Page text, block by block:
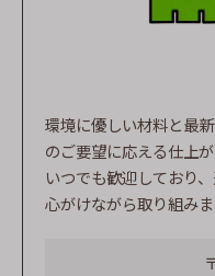
環境に優しい材料と最
のご要望に応える仕上
いつでも歓迎しており
心がけながら取り組みま